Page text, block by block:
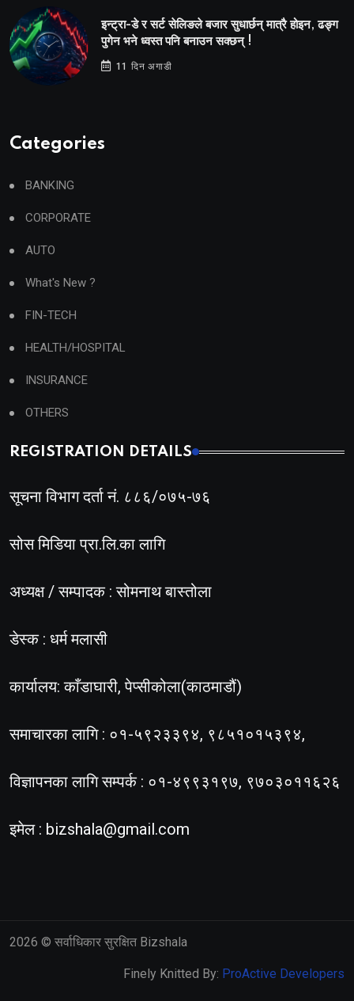
इन्ट्रा-डे र सर्ट सेलिङले बजार सुधार्छन् मात्रै होइन, ढङ्ग
पुगेन भने ध्वस्त पनि बनाउन सक्छन् !
11 दिन अगाडी
Categories
BANKING
CORPORATE
AUTO
What's New ?
FIN-TECH
HEALTH/HOSPITAL
INSURANCE
OTHERS
REGISTRATION DETAILS
सूचना विभाग दर्ता नं. ८८६/०७५-७६
सोस मिडिया प्रा.लि.का लागि
अध्यक्ष / सम्पादक : सोमनाथ बास्तोला
डेस्क : धर्म मलासी
कार्यालय: काँडाघारी, पेप्सीकोला(काठमाडौं)
समाचारका लागि : ०१-५९२३३९४, ९८५१०१५३९४,
विज्ञापनका लागि सम्पर्क : ०१-४९९३१९७, ९७०३०११६२६
इमेल : bizshala@gmail.com
2026 © सर्वाधिकार सुरक्षित Bizshala
Finely Knitted By: ProActive Developers